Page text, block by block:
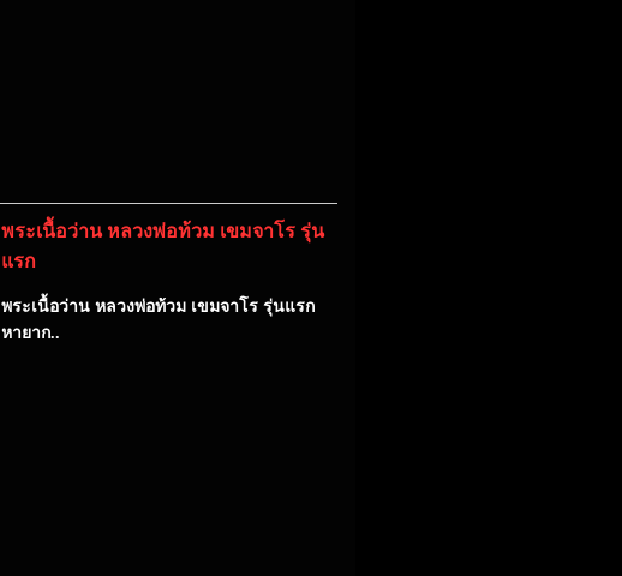
พระเนื้อว่าน หลวงพ่อท้วม เขมจาโร รุ่น
แรก
พระเนื้อว่าน หลวงพ่อท้วม เขมจาโร รุ่นแรก
หายาก..